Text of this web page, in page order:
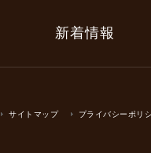
新着情報
サイトマップ プライバシーポリ